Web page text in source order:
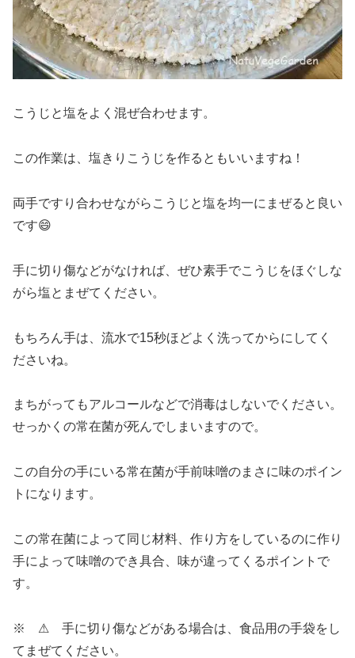
こうじと塩をよく混ぜ合わせます。
この作業は、塩きりこうじを作るともいいますね！
両手ですり合わせながらこうじと塩を均一にまぜると良い
です😄
手に切り傷などがなければ、ぜひ素手でこうじをほぐしな
がら塩とまぜてください。
もちろん手は、流水で15秒ほどよく洗ってからにしてく
ださいね。
まちがってもアルコールなどで消毒はしないでください。
せっかくの常在菌が死んでしまいますので。
この自分の手にいる常在菌が手前味噌のまさに味のポイン
トになります。
この常在菌によって同じ材料、作り方をしているのに作り
手によって味噌のでき具合、味が違ってくるポイントで
す。
※ ⚠ 手に切り傷などがある場合は、食品用の手袋をし
てまぜてください。